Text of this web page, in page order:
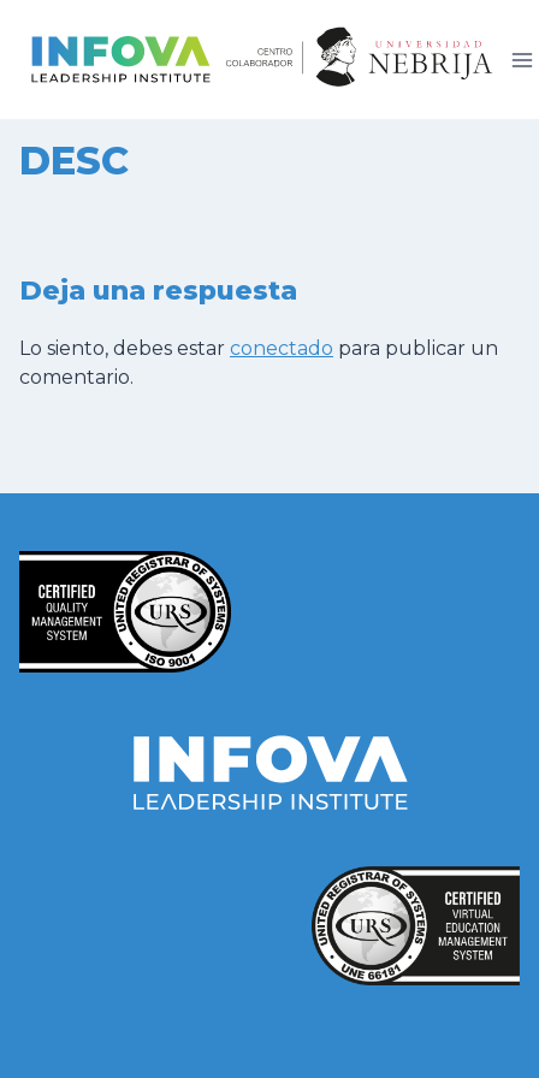
contenido
DESC
Deja una respuesta
Lo siento, debes estar conectado para publicar un
comentario.